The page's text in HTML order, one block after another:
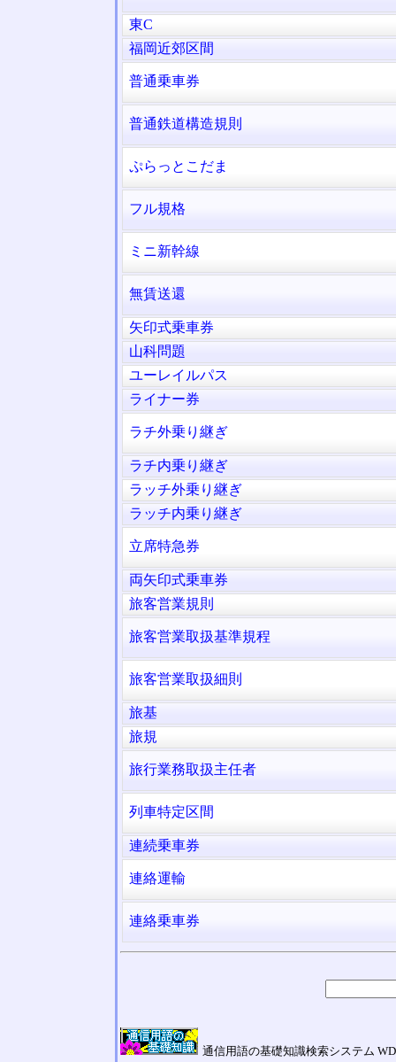
東C
福岡近郊区間
普通乗車券
普通鉄道構造規則
ぷらっとこだま
フル規格
ミニ新幹線
無賃送還
矢印式乗車券
山科問題
ユーレイルパス
ライナー券
ラチ外乗り継ぎ
ラチ内乗り継ぎ
ラッチ外乗り継ぎ
ラッチ内乗り継ぎ
立席特急券
両矢印式乗車券
旅客営業規則
旅客営業取扱基準規程
旅客営業取扱細則
旅基
旅規
旅行業務取扱主任者
列車特定区間
連続乗車券
連絡運輸
連絡乗車券
通信用語の基礎知識検索システム